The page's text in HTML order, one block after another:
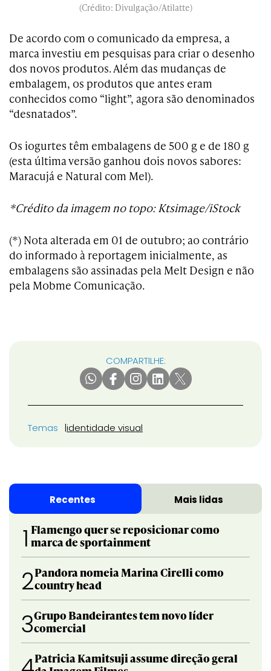
(Crédito: Divulgação/Atilatte)
De acordo com o comunicado da empresa, a
marca investiu em pesquisas para criar o desenho
dos novos produtos. Além das mudanças de
embalagem, os produtos que antes eram
conhecidos como “light”, agora são denominados
“desnatados”.
Os iogurtes têm embalagens de 500 g e de 180 g
(esta última versão ganhou dois novos sabores:
Maracujá e Natural com Mel).
*Crédito da imagem no topo: Ktsimage/iStock
(*) Nota alterada em 01 de outubro; ao contrário
do informado à reportagem inicialmente, as
embalagens são assinadas pela Melt Design e não
pela Mobme Comunicação.
COMPARTILHE:
Temas identidade visual
Recentes Mais lidas
1 Flamengo quer se reposicionar como
marca de sportainment
2Pandora nomeia Marina Cirelli como
country head
3Grupo Bandeirantes tem novo líder
comercial
Patricia Kamitsuji assume direção geral